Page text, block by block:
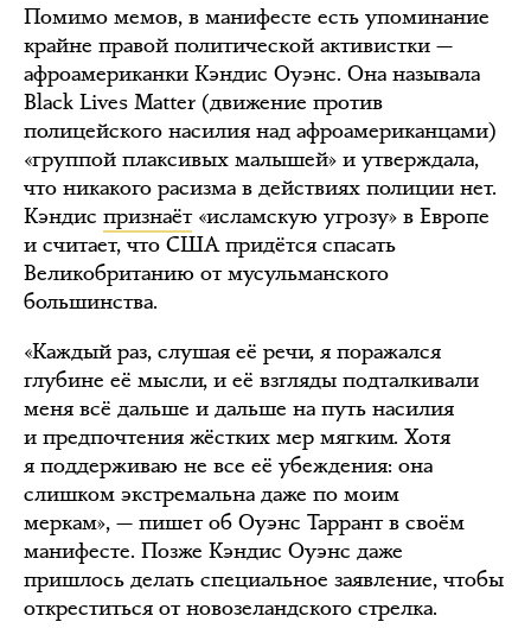
Помимо мемов, в манифесте есть упоминание
крайне правой политической активистки —
афроамериканки Кэндис Оуэнс. Она называла
Black Lives Matter (движение против
полицейского насилия над афроамериканцами)
«группой плаксивых малышей» и утверждала,
что никакого расизма в действиях полиции нет.
Кэндис признаёт«исламскую угрозу» в Европе
и считает, что США придётся спасать
Великобританию от мусульманского
большинства.
«Каждый раз, слушая её речи, я поражался
глубине её мысли, и её взгляды подталкивали
меня всё дальше и дальше на путь насилия
и предпочтения жёстких мер мягким. Хотя
я поддерживаю не все её убеждения: она
слишком экстремальна даже по моим
меркам», — пишет об Оуэнс Таррант в своём
манифесте. Позже Кэндис Оуэнс даже
пришлось делать специальное заявление, чтобы
откреститься от новозеландского стрелка.